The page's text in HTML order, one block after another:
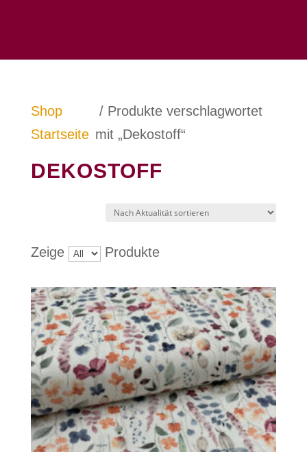
Shop
Startseite
/ Produkte verschlagwortet
mit „Dekostoff“
DEKOSTOFF
Zeige Produkte